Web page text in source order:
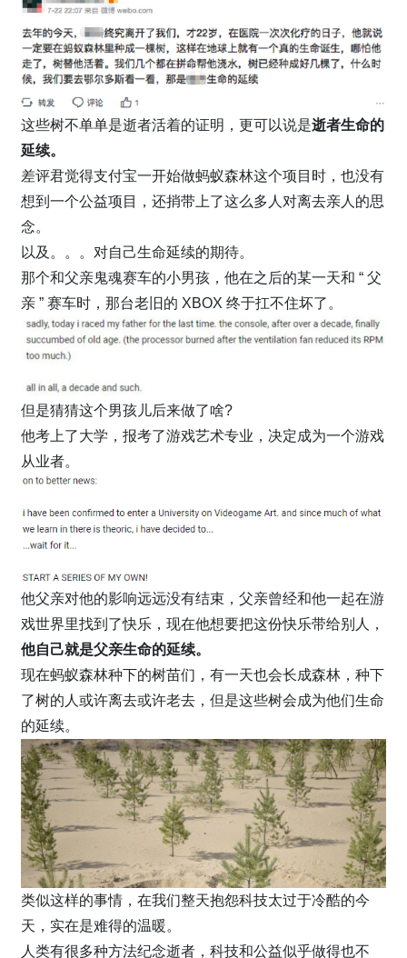
这些树不单单是逝者活着的证明，更可以说是逝者生命的
延续。
差评君觉得支付宝一开始做蚂蚁森林这个项目时，也没有
想到一个公益项目，还捎带上了这么多人对离去亲人的思
念。
以及。。。对自己生命延续的期待。
那个和父亲鬼魂赛车的小男孩，他在之后的某一天和 “ 父
亲 ” 赛车时，那台老旧的 XBOX 终于扛不住坏了。
但是猜猜这个男孩儿后来做了啥?
他考上了大学，报考了游戏艺术专业，决定成为一个游戏
从业者。
他父亲对他的影响远远没有结束，父亲曾经和他一起在游
戏世界里找到了快乐，现在他想要把这份快乐带给别人，
他自己就是父亲生命的延续。
现在蚂蚁森林种下的树苗们，有一天也会长成森林，种下
了树的人或许离去或许老去，但是这些树会成为他们生命
的延续。
类似这样的事情，在我们整天抱怨科技太过于冷酷的今
天，实在是难得的温暖。
人类有很多种方法纪念逝者，科技和公益似乎做得也不